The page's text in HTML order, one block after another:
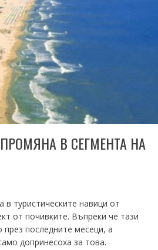
В СЕГМЕНТА НА
туристическите навици от
от почивките. Въпреки че тази
през последните месеци, а
допринесоха за това.